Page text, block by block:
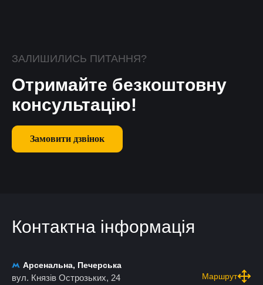
ЗАЛИШИЛИСЬ ПИТАННЯ?
Отримайте безкоштовну
консультацію!
Замовити дзвінок
Контактна інформація
Арсенальна, Печерська
вул. Князів Острозьких, 24 Маршрут